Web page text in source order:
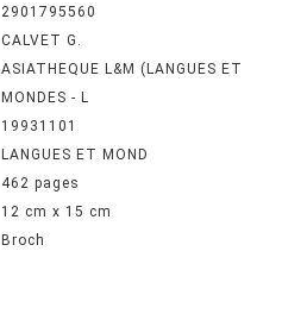
2901795560
CALVET G.
ASIATHEQUE L&M (LANGUES ET
MONDES - L
19931101
LANGUES ET MOND
462 pages
12 cm x 15 cm
Broch